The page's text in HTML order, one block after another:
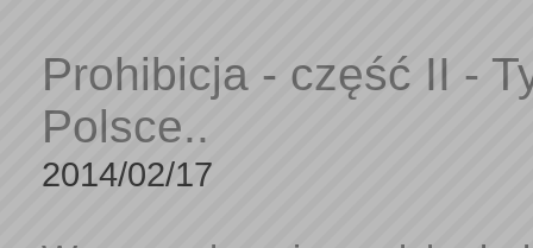
Prohibicja - część II -
Polsce..
2014/02/17